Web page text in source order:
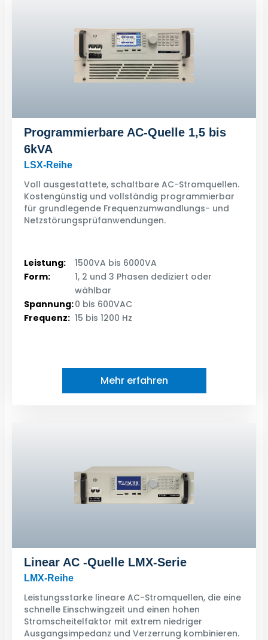
Programmierbare AC-Quelle 1,5 bis
6kVA
LSX-Reihe
Voll ausgestattete, schaltbare AC-Stromquellen.
Kostengünstig und vollständig programmierbar
für grundlegende Frequenzumwandlungs- und
Netzstörungsprüfanwendungen.
Leistung:
1500VA bis 6000VA
Form:
1, 2 und 3 Phasen dediziert oder
wählbar
Spannung:0 bis 600VAC
Frequenz: 15 bis 1200 Hz
Mehr erfahren
Linear AC -Quelle LMX-Serie
LMX-Reihe
Leistungsstarke lineare AC-Stromquellen, die eine
schnelle Einschwingzeit und einen hohen
Stromscheitelfaktor mit extrem niedriger
Ausgangsimpedanz und Verzerrung kombinieren.